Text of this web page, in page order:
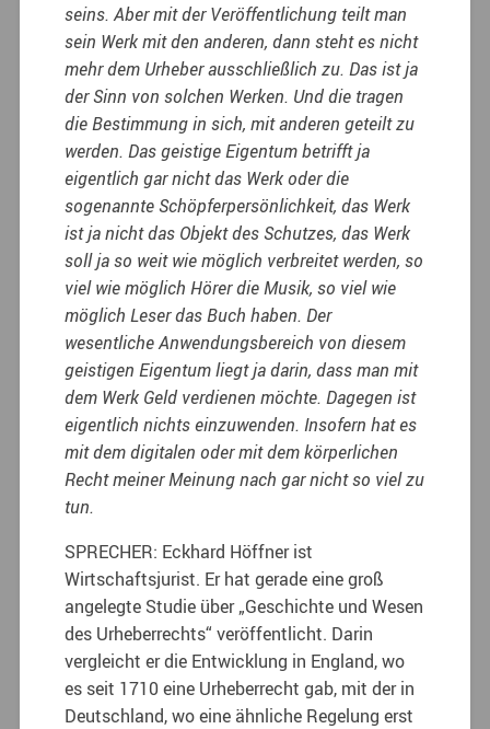
seins. Aber mit der Veröffentlichung teilt man
sein Werk mit den anderen, dann steht es nicht
mehr dem Urheber ausschließlich zu. Das ist ja
der Sinn von solchen Werken. Und die tragen
die Bestimmung in sich, mit anderen geteilt zu
werden. Das geistige Eigentum betrifft ja
eigentlich gar nicht das Werk oder die
sogenannte Schöpferpersönlichkeit, das Werk
ist ja nicht das Objekt des Schutzes, das Werk
soll ja so weit wie möglich verbreitet werden, so
viel wie möglich Hörer die Musik, so viel wie
möglich Leser das Buch haben. Der
wesentliche Anwendungsbereich von diesem
geistigen Eigentum liegt ja darin, dass man mit
dem Werk Geld verdienen möchte. Dagegen ist
eigentlich nichts einzuwenden. Insofern hat es
mit dem digitalen oder mit dem körperlichen
Recht meiner Meinung nach gar nicht so viel zu
tun.
SPRECHER: Eckhard Höffner ist
Wirtschaftsjurist. Er hat gerade eine groß
angelegte Studie über „Geschichte und Wesen
des Urheberrechts“ veröffentlicht. Darin
vergleicht er die Entwicklung in England, wo
es seit 1710 eine Urheberrecht gab, mit der in
Deutschland, wo eine ähnliche Regelung erst